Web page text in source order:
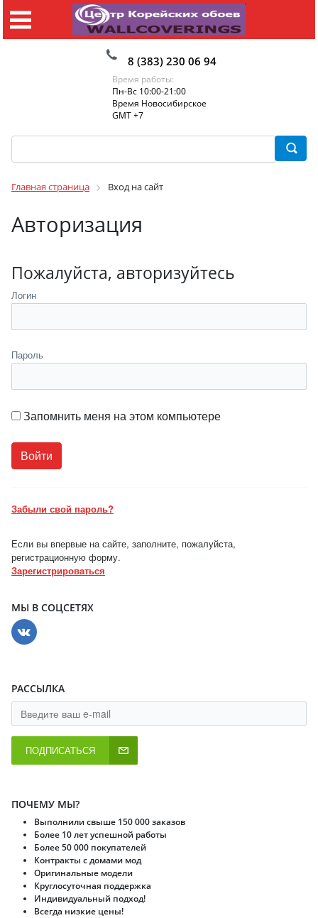
8 (383) 230 06 94
Время работы:
Пн-Вс 10:00-21:00
Время Новосибирское
GMT +7
Главная страница Вход на сайт
Авторизация
Пожалуйста, авторизуйтесь
Логин
Пароль
Запомнить меня на этом компьютере
Забыли свой пароль?
Если вы впервые на сайте, заполните, пожалуйста,
регистрационную форму.
Зарегистрироваться
МЫ В СОЦСЕТЯХ
РАССЫЛКА
ПОДПИСАТЬСЯ
ПОЧЕМУ МЫ?
Выполнили свыше 150 000 заказов
Более 10 лет успешной работы
Более 50 000 покупателей
Контракты с домами мод
Оригинальные модели
Круглосуточная поддержка
Индивидуальный подход!
Всегда низкие цены!